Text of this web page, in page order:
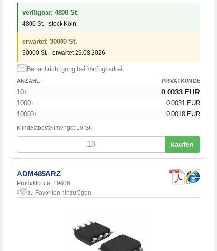
verfügbar: 4800 St.
4800 St. - stock Köln
erwartet: 30000 St.
30000 St. - erwartet 29.08.2026
Benachrichtigung bei Verfügbarkeit
ANZAHL PRIVATKUNDE
10+ 0.0033 EUR
1000+
0.0031 EUR
10000+
0.0018 EUR
Mindestbestellmenge: 10 St.
kaufen
ADM485ARZ
Produktcode: 19606
3 zu Favoriten hinzufügen